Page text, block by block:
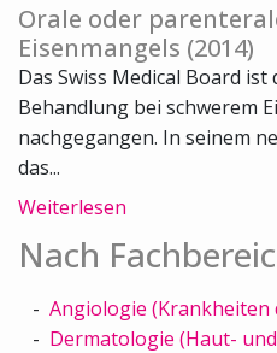
Orale oder
Eisenmangels (2014)
Das Swiss Medical Board
Behandlung bei schwerem
nachgegangen. In seinem
das...
Weiterlesen
Nach
Angiologie (Krankheiten
Dermatologie (Haut-